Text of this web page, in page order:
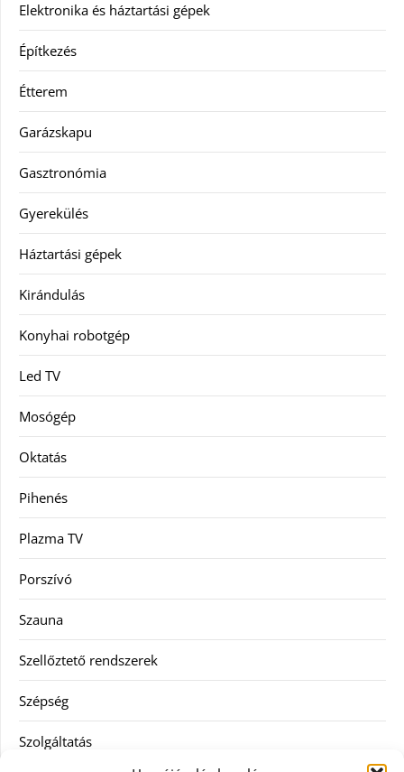
Elektronika és háztartási gépek
Építkezés
Étterem
Garázskapu
Gasztronómia
Gyerekülés
Háztartási gépek
Kirándulás
Konyhai robotgép
Led TV
Mosógép
Oktatás
Pihenés
Plazma TV
Porszívó
Szauna
Szellőztető rendszerek
Szépség
Szolgáltatás